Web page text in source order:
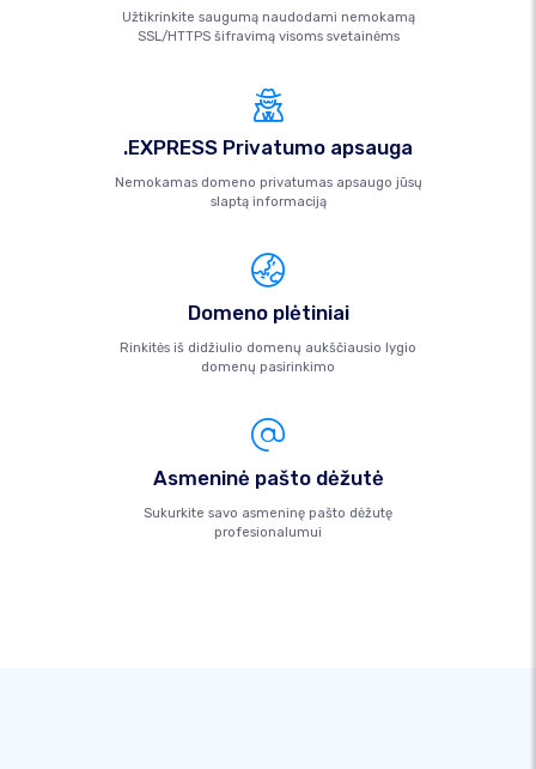
Užtikrinkite saugumą naudodami nemokamą
SSL/HTTPS šifravimą visoms svetainėms
.EXPRESS Privatumo apsauga
Nemokamas domeno privatumas apsaugo jūsų
slaptą informaciją
Domeno plėtiniai
Rinkitės iš didžiulio domenų aukščiausio lygio
domenų pasirinkimo
Asmeninė pašto dėžutė
Sukurkite savo asmeninę pašto dėžutę
profesionalumui